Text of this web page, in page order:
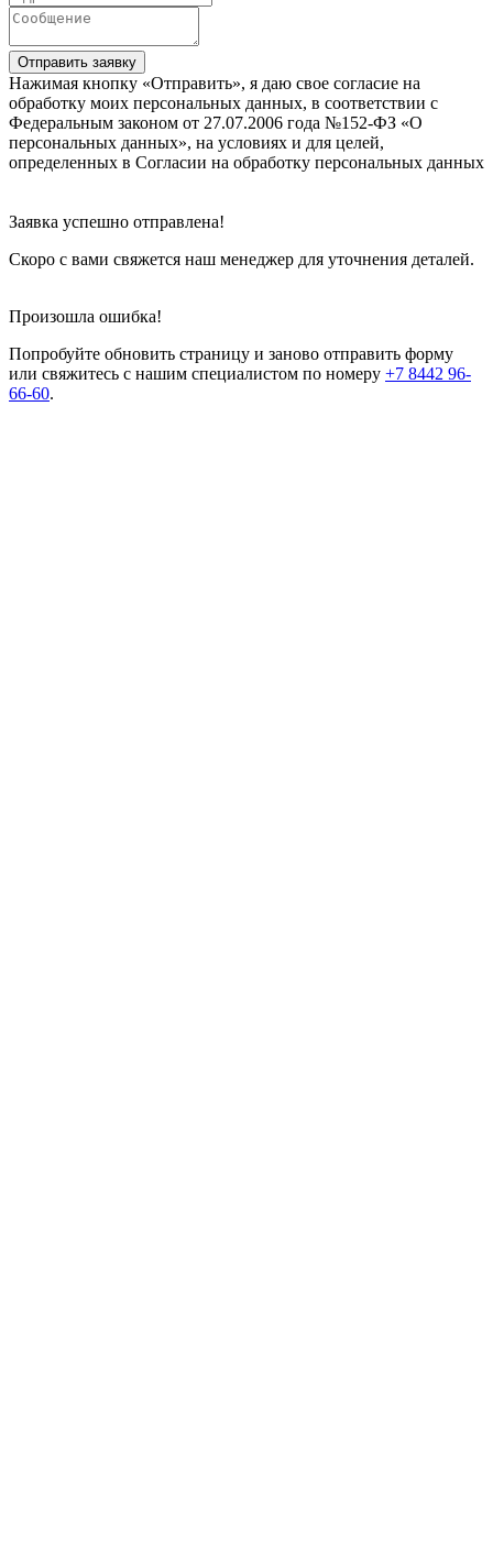
Отправить заявку
Нажимая кнопку «Отправить», я даю свое согласие на
обработку моих персональных данных, в соответствии с
Федеральным законом от 27.07.2006 года №152-ФЗ «О
персональных данных», на условиях и для целей,
определенных в Согласии на обработку персональных данных
Заявка успешно отправлена!
Скоро с вами свяжется наш менеджер для уточнения деталей.
Произошла ошибка!
Попробуйте обновить страницу и заново отправить форму
или свяжитесь с нашим специалистом по номеру +7 8442 96-
66-60.